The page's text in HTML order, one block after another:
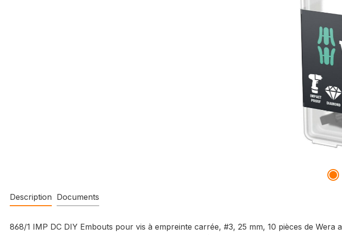
Description Documents
868/1 IMP DC DIY Embouts pour vis à empreinte carrée, #3, 25 mm, 10 pièces de Wera